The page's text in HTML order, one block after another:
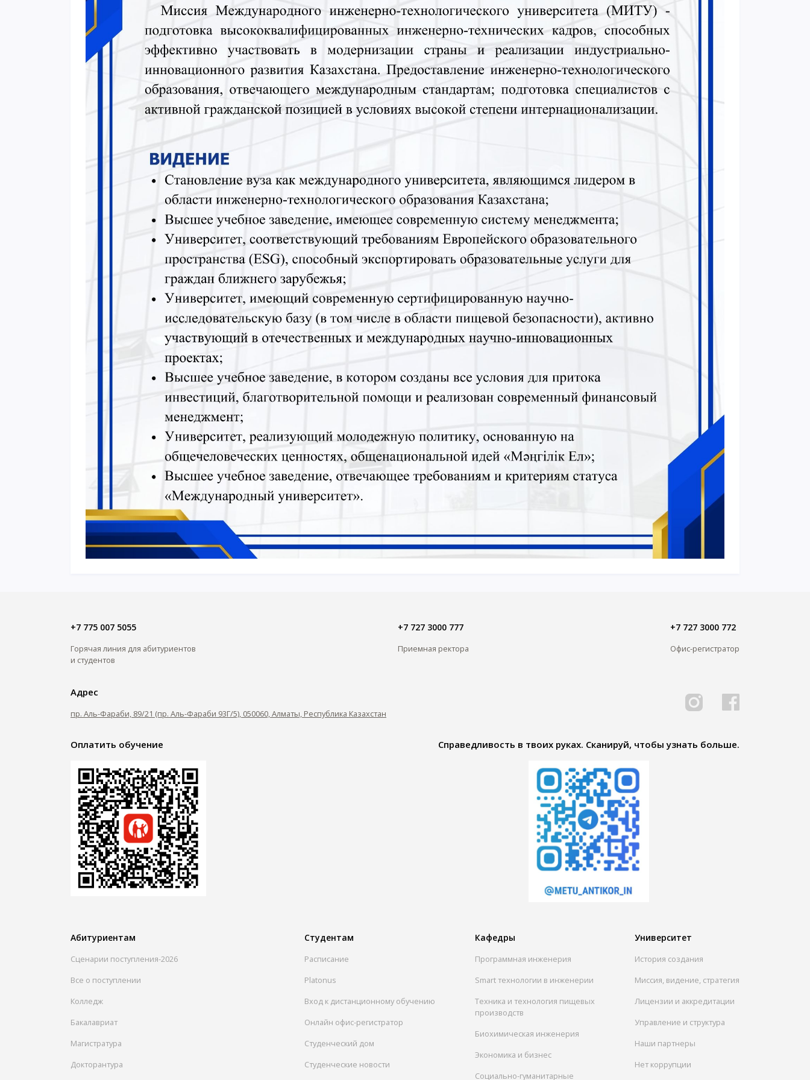
+7 775 007 5055
Горячая линия для абитуриентов
и студентов
+7 727 3000 777
Приемная ректора
+7 727 3000 772
Офис-регистратор
Адрес
пр. Аль-Фараби, 89/21 (пр. Аль-Фараби 93Г/5), 050060, Алматы, Республика Казахстан
Оплатить обучение Справедливость в твоих руках. Сканируй, чтобы узнать больше.
Абитуриентам
Сценарии поступления-2026
Все о поступлении
Колледж
Бакалавриат
Магистратура
Докторантура
Студентам
Расписание
Platonus
Вход к дистанционному обучению
Онлайн офис-регистратор
Студенческий дом
Студенческие новости
Кафедры
Программная инженерия
Smart технологии в инженерии
Техника и технология пищевых
производств
Биохимическая инженерия
Экономика и бизнес
Социально-гуманитарные
Университет
История создания
Миссия, видение, стратегия
Лицензии и аккредитации
Управление и структура
Наши партнеры
Нет коррупции